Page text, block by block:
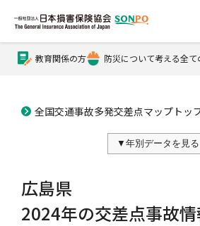
公式Xアカウント
損害保険とは？
教育関係の方 防災について考える全て
全国交通事故多発交差点マップトッ
広島県
2024年の交差点事故